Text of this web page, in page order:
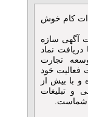
کام خوش
آگهی سازه
رسمی از تاریخ ۱۳۹۱/۴/۱۸ با دریافت نماد
تجارت
فعالیت خود
و با بیش از
و تبلیغات
شماست.